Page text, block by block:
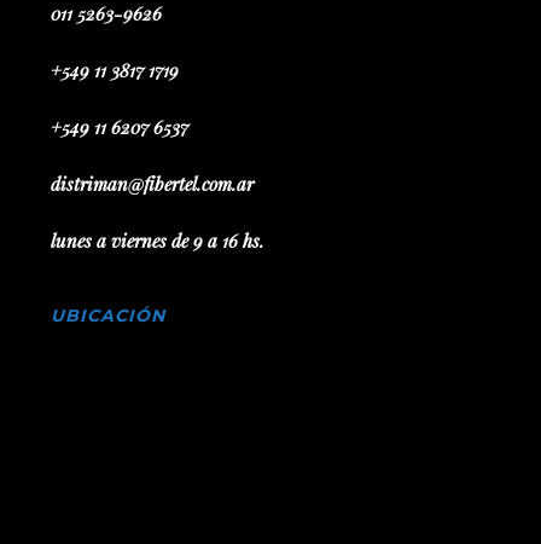
011 5263-9626
+549 11 3817 1719
+549 11 6207 6537
distriman@fibertel.com.ar
lunes a viernes de 9 a 16 hs.
UBICACIÓN